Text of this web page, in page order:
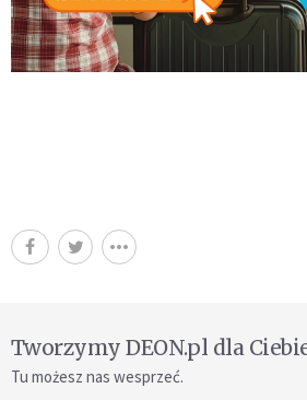
Tworzymy DEON.pl dla
Tu możesz nas wesprzeć.